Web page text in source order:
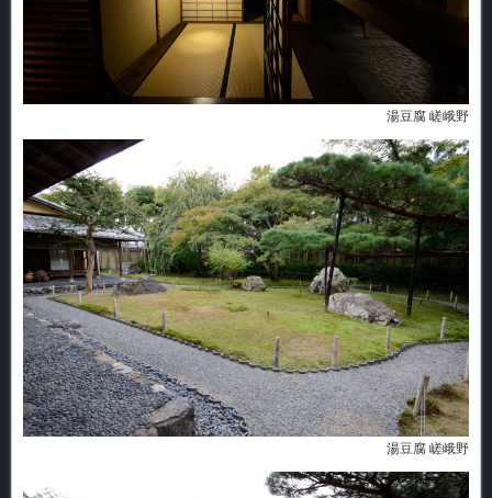
湯豆腐 嵯峨野
湯豆腐 嵯峨野